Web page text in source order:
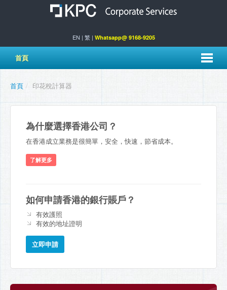
EN | 繁| Whatsapp@ 9168-9205
首頁
首頁 / 印花稅計算器
為什麼選擇香港公司？
在香港成立業務是很簡單，安全，快速，節省成本。
了解更多
如何申請香港的銀行賬戶？
有效護照
有效的地址證明
立即申請